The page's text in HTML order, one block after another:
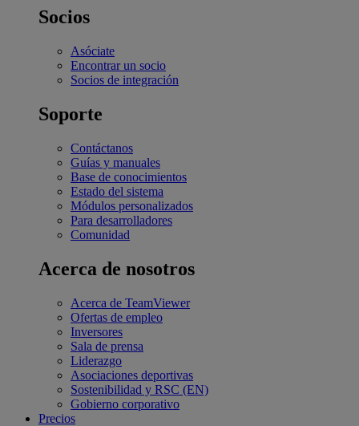
Socios
Asóciate
Encontrar un socio
Socios de integración
Soporte
Contáctanos
Guías y manuales
Base de conocimientos
Estado del sistema
Módulos personalizados
Para desarrolladores
Comunidad
Acerca de nosotros
Acerca de TeamViewer
Ofertas de empleo
Inversores
Sala de prensa
Liderazgo
Asociaciones deportivas
Sostenibilidad y RSC (EN)
Gobierno corporativo
Precios